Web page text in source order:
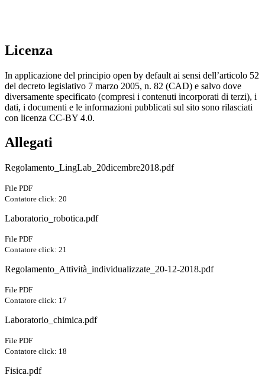
Licenza
In applicazione del principio open by default ai sensi dell’articolo 52
del decreto legislativo 7 marzo 2005, n. 82 (CAD) e salvo dove
diversamente specificato (compresi i contenuti incorporati di terzi), i
dati, i documenti e le informazioni pubblicati sul sito sono rilasciati
con licenza CC-BY 4.0.
Allegati
Regolamento_LingLab_20dicembre2018.pdf
File PDF
Contatore click: 20
Laboratorio_robotica.pdf
File PDF
Contatore click: 21
Regolamento_Attività_individualizzate_20-12-2018.pdf
File PDF
Contatore click: 17
Laboratorio_chimica.pdf
File PDF
Contatore click: 18
Fisica.pdf